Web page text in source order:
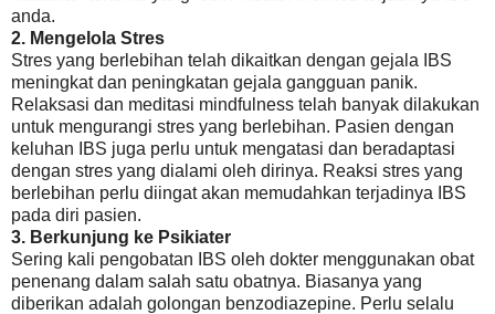
anda.
2. Mengelola Stres
Stres yang berlebihan telah dikaitkan dengan gejala IBS
meningkat dan peningkatan gejala gangguan panik.
Relaksasi dan meditasi mindfulness telah banyak dilakukan
untuk mengurangi stres yang berlebihan. Pasien dengan
keluhan IBS juga perlu untuk mengatasi dan beradaptasi
dengan stres yang dialami oleh dirinya. Reaksi stres yang
berlebihan perlu diingat akan memudahkan terjadinya IBS
pada diri pasien.
3. Berkunjung ke Psikiater
Sering kali pengobatan IBS oleh dokter menggunakan obat
penenang dalam salah satu obatnya. Biasanya yang
diberikan adalah golongan benzodiazepine. Perlu selalu